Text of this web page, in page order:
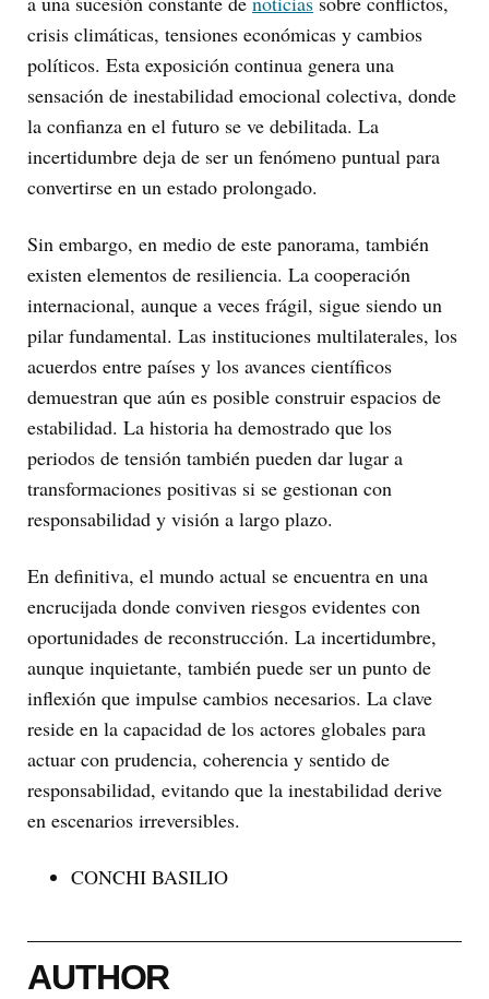
crisis climáticas, tensiones económicas y cambios
políticos. Esta exposición continua genera una
sensación de inestabilidad emocional colectiva, donde
la confianza en el futuro se ve debilitada. La
incertidumbre deja de ser un fenómeno puntual para
convertirse en un estado prolongado.
Sin embargo, en medio de este panorama, también
existen elementos de resiliencia. La cooperación
internacional, aunque a veces frágil, sigue siendo un
pilar fundamental. Las instituciones multilaterales, los
acuerdos entre países y los avances científicos
demuestran que aún es posible construir espacios de
estabilidad. La historia ha demostrado que los
periodos de tensión también pueden dar lugar a
transformaciones positivas si se gestionan con
responsabilidad y visión a largo plazo.
En definitiva, el mundo actual se encuentra en una
encrucijada donde conviven riesgos evidentes con
oportunidades de reconstrucción. La incertidumbre,
aunque inquietante, también puede ser un punto de
inflexión que impulse cambios necesarios. La clave
reside en la capacidad de los actores globales para
actuar con prudencia, coherencia y sentido de
responsabilidad, evitando que la inestabilidad derive
en escenarios irreversibles.
CONCHI BASILIO
AUTHOR